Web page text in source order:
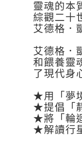
靈魂的本
綜觀二十
艾德格．
艾德格．
和餵養靈
了現代身
★用「夢
★提倡「
★將「輪
★解讀行